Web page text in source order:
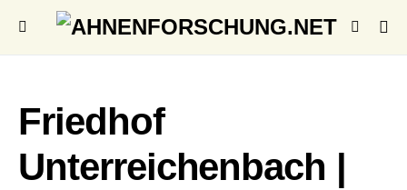
Friedhof
Unterreichenbach |